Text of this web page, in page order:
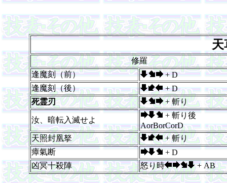
天
修羅
逢魔刻（前）
+ D
逢魔刻（後）
+ D
死霊刃
+ 斬り
汝、暗転入滅せよ
+ 斬り後
AorBorCorD
天照封凰拏
+ 斬り
瘴氣断
+ D
凶冥十殺陣
怒り時 + AB